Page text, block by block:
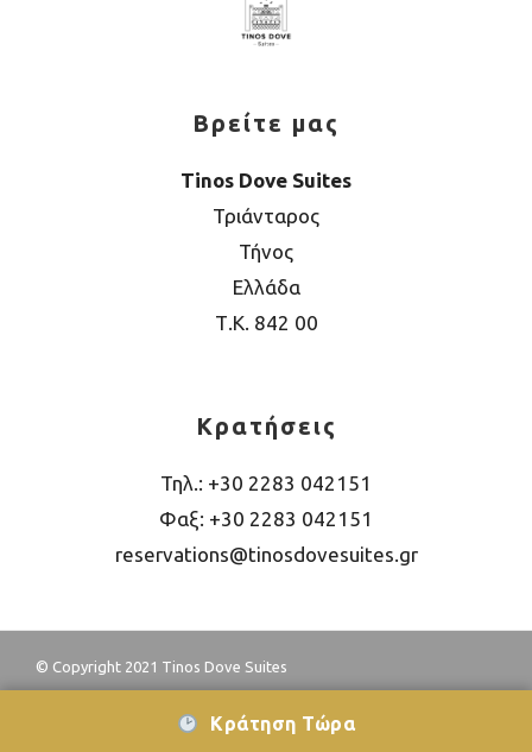
Βρείτε μας
Tinos Dove Suites
Τριάνταρος
Τήνος
Ελλάδα
Τ.Κ. 842 00
Κρατήσεις
Τηλ.: +30 2283 042151
Φαξ: +30 2283 042151
reservations@tinosdovesuites.gr
© Copyright 2021 Tinos Dove Suites
Κράτηση Τώρα